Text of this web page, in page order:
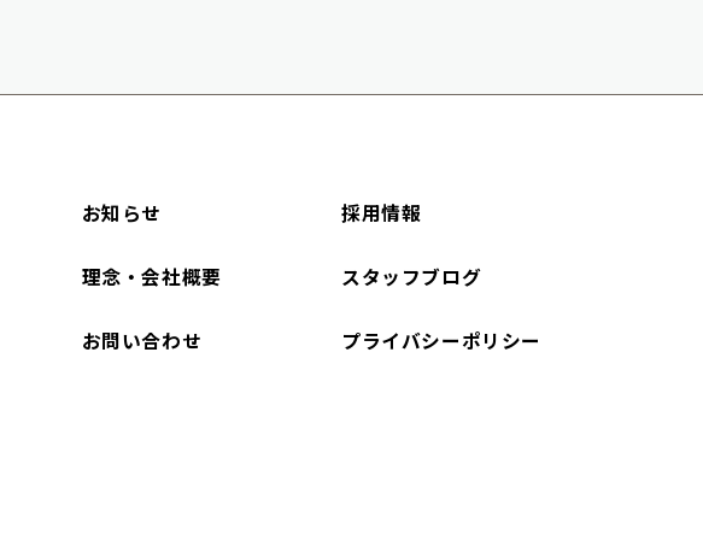
お知らせ
理念・会社概要
お問い合わせ
採用情報
スタッフブログ
プライバシーポリシー